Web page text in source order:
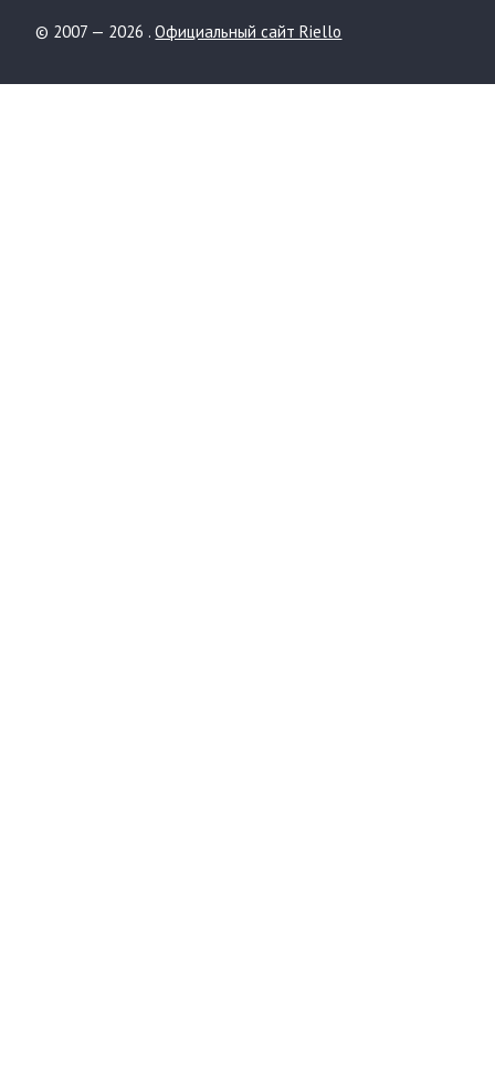
© 2007 — 2026 .Официальный сайт Riello